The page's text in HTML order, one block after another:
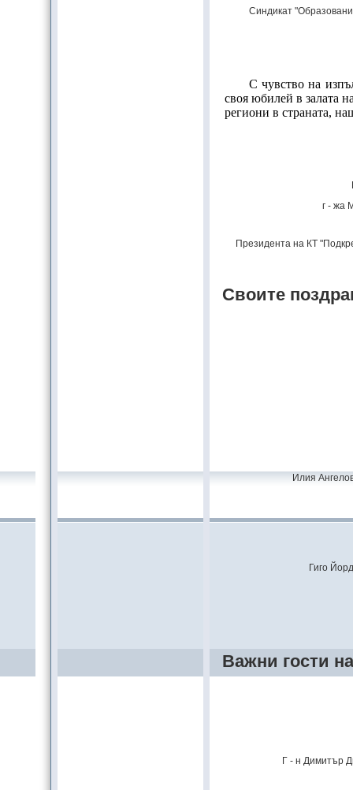
Синдикат
С чувство на
своя юбилей в залата
региони в страната,
г - жа
Президента на КТ
Своите
Илия
Гиго
Важни гости
Г - н Димитър